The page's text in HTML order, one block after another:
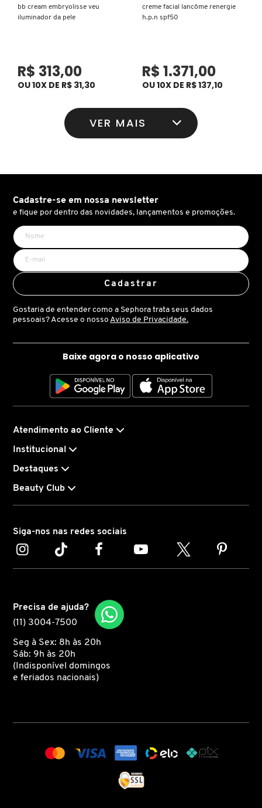
KORRES
KYLIE COSMETICS
LACOSTE
LANCÔME
LANEIGE
LA PRAIRIE
MAB - MARCO ANTONIO DE BIAGGI
MAC
MARC JACOBS
MARI MARIA
MARINA SMITH
MICHAEL KORS
MISE EN SCÈNE
bb cream embryolisse veu
iluminador da pele
R$ 313,00
OU 10X DE R$ 31,30
creme facial lancôme renergie
h.p.n spf50
R$ 1.371,00
OU 10X DE R$ 137,10
VER MAIS
Cadastre-se em nossa newsletter
e fique por dentro das novidades, lançamentos e promoções.
Cadastrar
Gostaria de entender como a Sephora trata seus dados
pessoais? Acesse o nosso Aviso de Privacidade.
Baixe agora o nosso aplicativo
Atendimento ao Cliente
Institucional
Destaques
Beauty Club
Siga-nos nas redes sociais
Precisa de ajuda?
(11) 3004-7500
Seg à Sex: 8h às 20h
Sáb: 9h às 20h
(Indisponível domingos
e feriados nacionais)